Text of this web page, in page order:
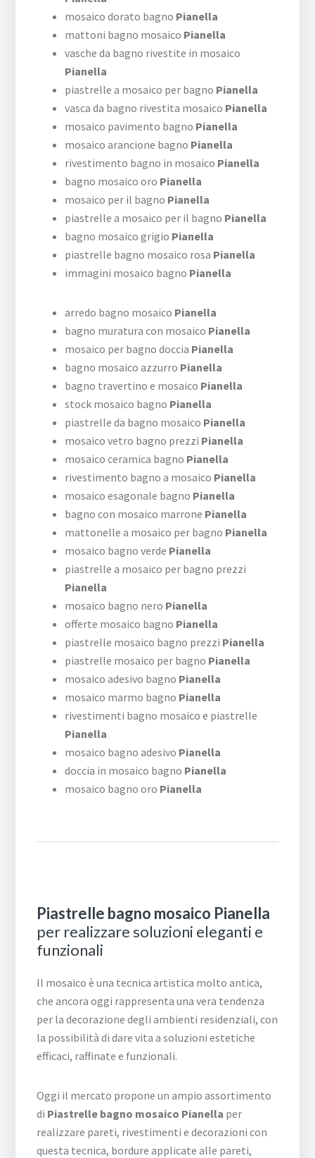
mosaico dorato bagno Pianella
mattoni bagno mosaico Pianella
vasche da bagno rivestite in mosaico
Pianella
piastrelle a mosaico per bagno Pianella
vasca da bagno rivestita mosaico Pianella
mosaico pavimento bagno Pianella
mosaico arancione bagno Pianella
rivestimento bagno in mosaico Pianella
bagno mosaico oro Pianella
mosaico per il bagno Pianella
piastrelle a mosaico per il bagno Pianella
bagno mosaico grigio Pianella
piastrelle bagno mosaico rosa Pianella
immagini mosaico bagno Pianella
arredo bagno mosaico Pianella
bagno muratura con mosaico Pianella
mosaico per bagno doccia Pianella
bagno mosaico azzurro Pianella
bagno travertino e mosaico Pianella
stock mosaico bagno Pianella
piastrelle da bagno mosaico Pianella
mosaico vetro bagno prezzi Pianella
mosaico ceramica bagno Pianella
rivestimento bagno a mosaico Pianella
mosaico esagonale bagno Pianella
bagno con mosaico marrone Pianella
mattonelle a mosaico per bagno Pianella
mosaico bagno verde Pianella
piastrelle a mosaico per bagno prezzi
Pianella
mosaico bagno nero Pianella
offerte mosaico bagno Pianella
piastrelle mosaico bagno prezzi Pianella
piastrelle mosaico per bagno Pianella
mosaico adesivo bagno Pianella
mosaico marmo bagno Pianella
rivestimenti bagno mosaico e piastrelle
Pianella
mosaico bagno adesivo Pianella
doccia in mosaico bagno Pianella
mosaico bagno oro Pianella
Piastrelle bagno mosaico Pianella
per realizzare soluzioni eleganti e
funzionali
Il mosaico è una tecnica artistica molto antica,
che ancora oggi rappresenta una vera tendenza
per la decorazione degli ambienti residenziali, con
la possibilità di dare vita a soluzioni estetiche
efficaci, raffinate e funzionali.
Oggi il mercato propone un ampio assortimento
di Piastrelle bagno mosaico Pianella per
realizzare pareti, rivestimenti e decorazioni con
questa tecnica, bordure applicate alle pareti,